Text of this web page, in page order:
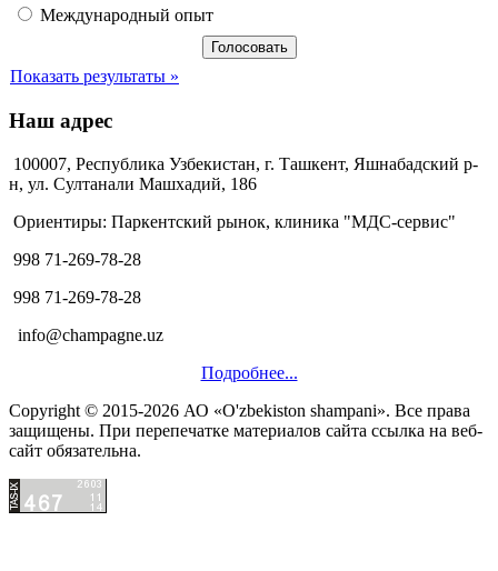
Международный опыт
Показать результаты »
Наш адрес
100007, Республика Узбекистан, г. Ташкент, Яшнабадский р-
н, ул. Султанали Машхадий, 186
Ориентиры: Паркентский рынок, клиника "МДС-сервис"
998 71-269-78-28
998 71-269-78-28
info@champagne.uz
Подробнее...
Copyright © 2015-2026 АО «O'zbekiston shampani». Все права
защищены. При перепечатке материалов сайта ссылка на веб-
сайт обязательна.